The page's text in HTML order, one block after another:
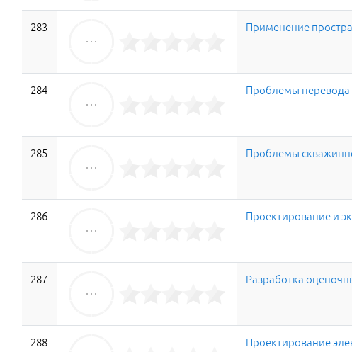
283 Применение
284 Проблемы перевода
285 Проблемы
286 Проектирование и
287 Разработка
288 Проектирование